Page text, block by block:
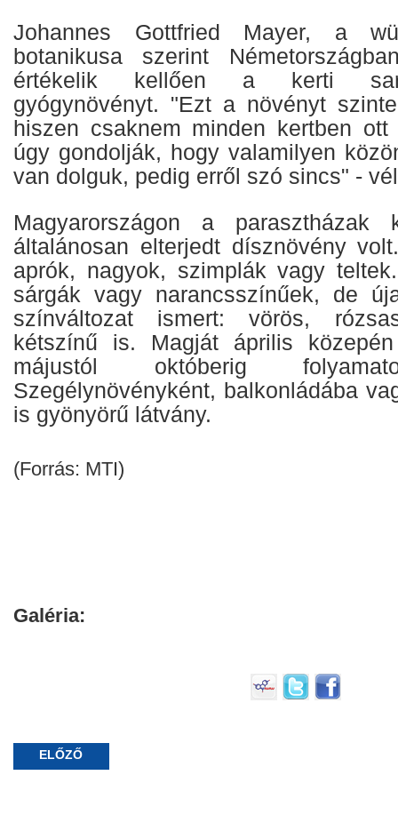
Johannes Gottfried Mayer, a
botanikusa szerint
értékelik kellően a kerti
gyógynövényt. "Ezt a növényt
hiszen csaknem minden kertben
úgy gondolják, hogy valamilyen
van dolguk, pedig erről szó sincs" -
Magyarországon a parasztházak
általánosan elterjedt dísznövény
aprók, nagyok, szimplák vagy
sárgák vagy narancsszínűek, de
színváltozat ismert: vörös,
kétszínű is. Magját április
májustól októberig
Szegélynövényként, balkonládába
is gyönyörű látvány.
(Forrás: MTI)
Galéria:
ELŐZŐ